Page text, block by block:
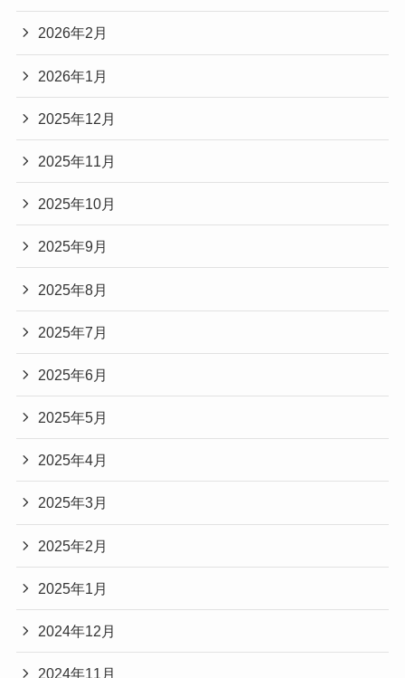
2026年2月
2026年1月
2025年12月
2025年11月
2025年10月
2025年9月
2025年8月
2025年7月
2025年6月
2025年5月
2025年4月
2025年3月
2025年2月
2025年1月
2024年12月
2024年11月